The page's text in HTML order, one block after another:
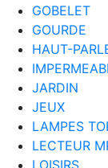
GOBELET
GOURDE
HAUT-
JARDIN
JEUX
LAMPES
LECTEUR
LOISIRS